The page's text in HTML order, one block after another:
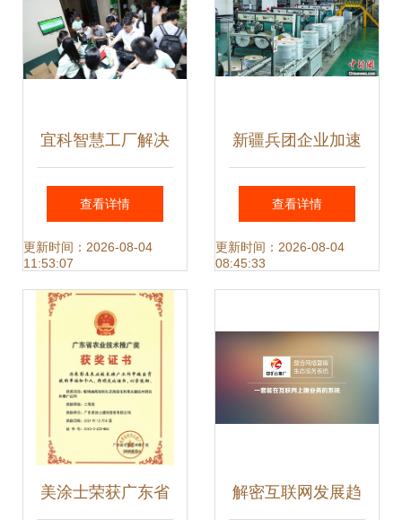
宜科智慧工厂解决
方案推广活动无锡
站圆满落幕 技术引
领新制造时代
查看详情
更新时间：2026-08-04
11:53:07
新疆兵团企业加速
忙生产 节水技术全
球推广超1亿亩
查看详情
更新时间：2026-08-04
08:45:33
美涂士荣获广东省 解密互联网发展趋